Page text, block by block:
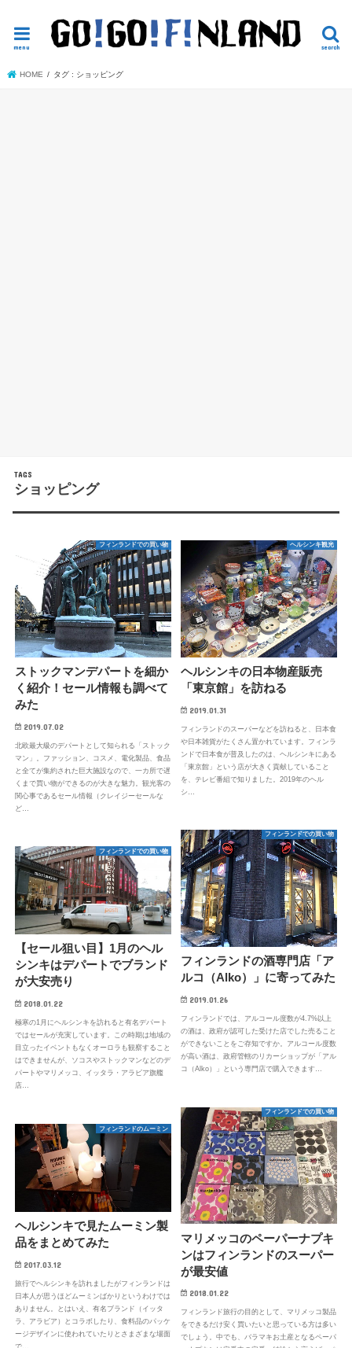
search
menu
HOME タグ : ショッピング
ショッピング
フィンランドでの買い物
ストックマンデパートを細か
く紹介！セール情報も調べて
みた
2019.07.02
北欧最大級のデパートとして知られる「ストック
マン」。ファッション、コスメ、電化製品、食品
と全てが集約された巨大施設なので、一カ所で遅
くまで買い物ができるのが大きな魅力。観光客の
関心事であるセール情報（クレイジーセールな
ど…
ヘルシンキ観光
ヘルシンキの日本物産販売
「東京館」を訪ねる
2019.01.31
フィンランドのスーパーなどを訪ねると、日本食
や日本雑貨がたくさん置かれています。フィンラ
ンドで日本食が普及したのは、ヘルシンキにある
「東京館」という店が大きく貢献していること
を、テレビ番組で知りました。2019年のヘル
シ…
フィンランドでの買い物
フィンランドの酒専門店「ア
ルコ（Alko）」に寄ってみた
2019.01.26
フィンランドでは、アルコール度数が4.7%以上
の酒は、政府が認可した受けた店でした売ること
ができないことをご存知ですか。アルコール度数
が高い酒は、政府管轄のリカーショップが「アル
コ（Alko）」という専門店で購入できます…
フィンランドでの買い物
【セール狙い目】1月のヘル
シンキはデパートでブランド
が大安売り
2018.01.22
極寒の1月にヘルシンキを訪れると有名デパート
ではセールが充実しています。この時期は地域の
目立ったイベントもなくオーロラも観察すること
はできませんが、ソコスやストックマンなどのデ
パートやマリメッコ、イッタラ・アラビア旗艦
店…
フィンランドでの買い物
マリメッコのペーパーナプキ
ンはフィンランドのスーパー
が最安値
2018.01.22
フィンランド旅行の目的として、マリメッコ製品
をできるだけ安く買いたいと思っている方は多い
でしょう。中でも、バラマキお土産となるペーパ
フィンランドのムーミン
ヘルシンキで見たムーミン製
品をまとめてみた
2017.03.12
旅行でヘルシンキを訪れましたがフィンランドは
日本人が思うほどムーミンばかりというわけでは
ありません。とはいえ、有名ブランド（イッタ
ラ、アラビア）とコラボしたり、食料品のパッケ
ージデザインに使われていたりとさまざまな場面
で…